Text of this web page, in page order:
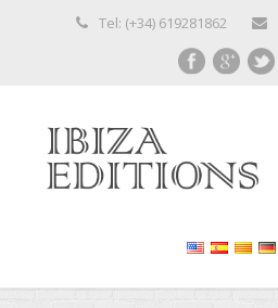
Tel: (+34) 619281862